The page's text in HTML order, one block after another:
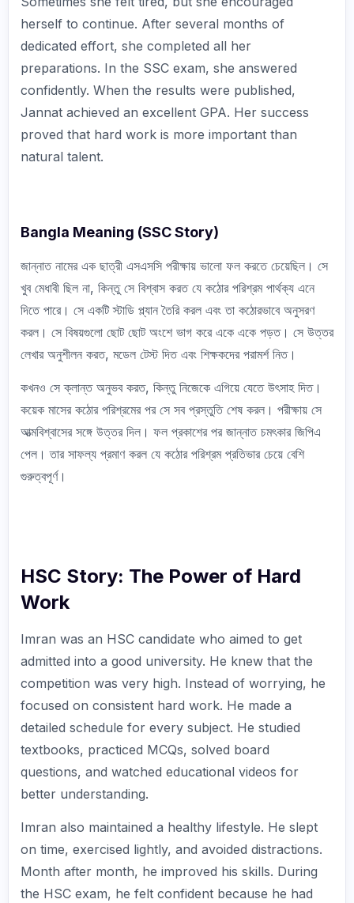
herself to continue. After several months of
dedicated effort, she completed all her
preparations. In the SSC exam, she answered
confidently. When the results were published,
Jannat achieved an excellent GPA. Her success
proved that hard work is more important than
natural talent.
Bangla Meaning (SSC Story)
জান্নাত নামের এক ছাত্রী এসএসসি পরীক্ষায় ভালো ফল করতে চেয়েছিল। সে
খুব মেধাবী ছিল না, কিন্তু সে বিশ্বাস করত যে কঠোর পরিশ্রম পার্থক্য এনে
দিতে পারে। সে একটি স্টাডি প্ল্যান তৈরি করল এবং তা কঠোরভাবে অনুসরণ
করল। সে বিষয়গুলো ছোট ছোট অংশে ভাগ করে একে একে পড়ত। সে উত্তর
লেখার অনুশীলন করত, মডেল টেস্ট দিত এবং শিক্ষকদের পরামর্শ নিত।
কখনও সে ক্লান্ত অনুভব করত, কিন্তু নিজেকে এগিয়ে যেতে উৎসাহ দিত।
কয়েক মাসের কঠোর পরিশ্রমের পর সে সব প্রস্তুতি শেষ করল। পরীক্ষায় সে
আত্মবিশ্বাসের সঙ্গে উত্তর দিল। ফল প্রকাশের পর জান্নাত চমৎকার জিপিএ
পেল। তার সাফল্য প্রমাণ করল যে কঠোর পরিশ্রম প্রতিভার চেয়ে বেশি
গুরুত্বপূর্ণ।
HSC Story: The Power of Hard
Work
Imran was an HSC candidate who aimed to get
admitted into a good university. He knew that the
competition was very high. Instead of worrying, he
focused on consistent hard work. He made a
detailed schedule for every subject. He studied
textbooks, practiced MCQs, solved board
questions, and watched educational videos for
better understanding.
Imran also maintained a healthy lifestyle. He slept
on time, exercised lightly, and avoided distractions.
Month after month, he improved his skills. During
the HSC exam, he felt confident because he had